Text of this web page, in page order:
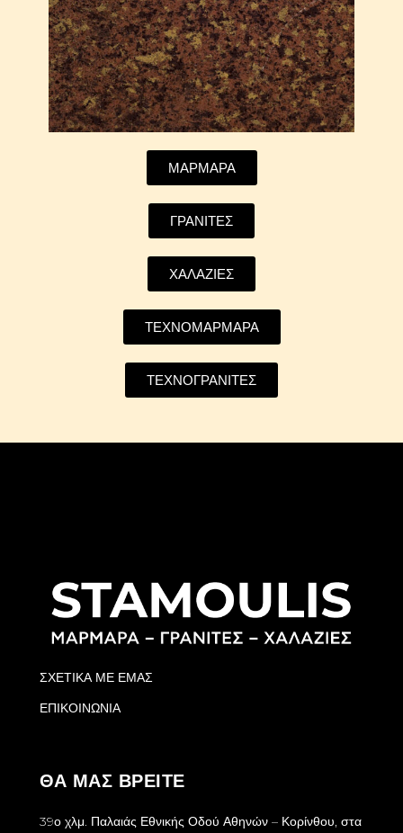
ΜΑΡΜΑΡΑ
ΓΡΑΝΙΤΕΣ
ΧΑΛΑΖΙΕΣ
ΤΕΧΝΟΜΑΡΜΑΡΑ
ΤΕΧΝΟΓΡΑΝΙΤΕΣ
ΣΧΕΤΙΚΑ ΜΕ ΕΜΑΣ
ΕΠΙΚΟΙΝΩΝΙΑ
ΘΑ ΜΑΣ ΒΡΕΙΤΕ
39ο χλμ. Παλαιάς Εθνικής Οδού Αθηνών – Κορίνθου, στα